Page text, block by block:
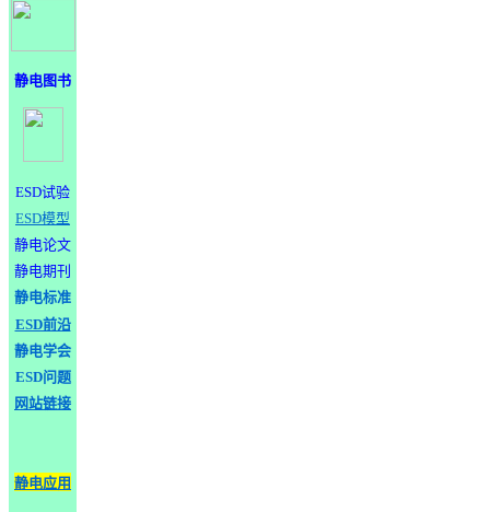
静电图书
ESD试验
ESD模型
静电论文
静电期刊
静电标准
ESD前沿
静电学会
ESD问题
网站链接
静电应用